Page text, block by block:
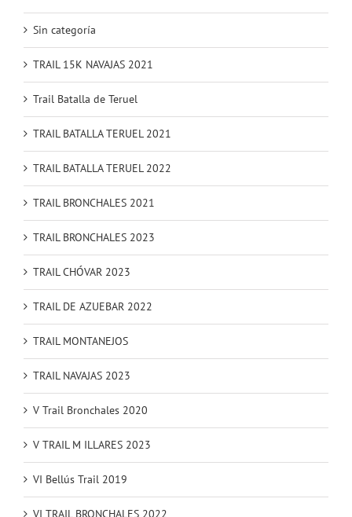
Sin categoría
TRAIL 15K NAVAJAS 2021
Trail Batalla de Teruel
TRAIL BATALLA TERUEL 2021
TRAIL BATALLA TERUEL 2022
TRAIL BRONCHALES 2021
TRAIL BRONCHALES 2023
TRAIL CHÓVAR 2023
TRAIL DE AZUEBAR 2022
TRAIL MONTANEJOS
TRAIL NAVAJAS 2023
V Trail Bronchales 2020
V TRAIL M ILLARES 2023
VI Bellús Trail 2019
VI TRAIL BRONCHALES 2022